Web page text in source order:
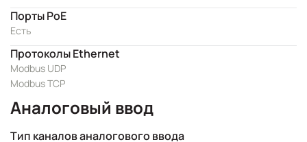
Порты PoE
Есть
Протоколы Ethernet
Modbus UDP
Modbus TCP
Аналоговый ввод
Тип каналов аналогового ввода